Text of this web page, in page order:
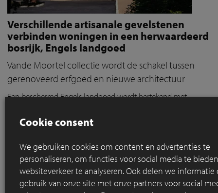
Verschillende artisanale gevelstenen
verbinden woningen in een herwaardeerd
bosrijk, Engels landgoed
Vande Moortel collectie wordt de schakel tussen
gerenoveerd erfgoed en nieuwe architectuur
Een beschermd Engels landgoed wordt hertekend met
gevelstenen gevende nieuwe woningen een eigen identiteit
Lees meer
Cookie consent
We gebruiken cookies om content en advertenties te
personaliseren, om functies voor social media te
websiteverkeer te analyseren. Ook delen we informatie
gebruik van onze site met onze partners voor social